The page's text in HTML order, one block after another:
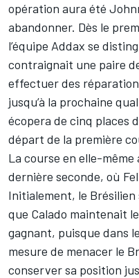
opération aura été
abandonner. Dès le
l’équipe Addax se
contraignait une paire
effectuer des
jusqu’à la prochaine
écopera de cinq places
départ de la première
La course en elle-même
dernière seconde, où
Initialement, le
que Calado maintenait
gagnant, puisque dans
mesure de menacer le
conserver sa position